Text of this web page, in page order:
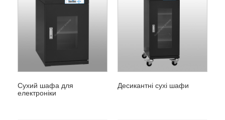
Сухий шафа для
електроніки
Десикантні сухі шафи